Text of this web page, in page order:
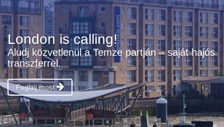
London is calling!
Aludj közvetlenül a Temze partján – saját hajós
transzferrel.
Foglalj most